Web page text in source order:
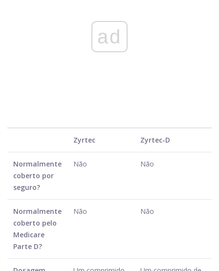
ad
Zyrtec Zyrtec-D
Normalmente
coberto por
seguro?
Não Não
Normalmente
coberto pelo
Medicare
Parte D?
Não Não